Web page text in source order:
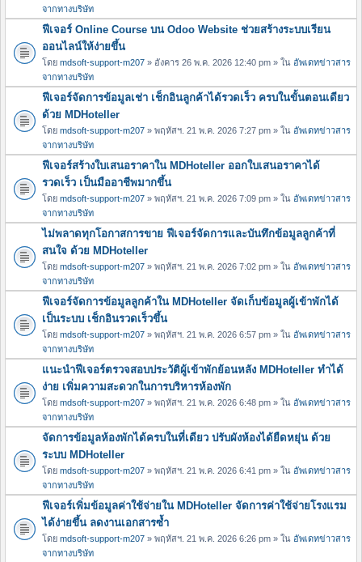
จากทางบริษัท
ฟีเจอร์ Online Course บน Odoo Website ช่วยสร้างระบบเรียน
ออนไลน์ให้ง่ายขึ้น
โดย mdsoft-support-m207 » อังคาร 26 พ.ค. 2026 12:40 pm » ใน อัพเดทข่าวสาร
จากทางบริษัท
ฟีเจอร์จัดการข้อมูลเช่า เช็กอินลูกค้าได้รวดเร็ว ครบในขั้นตอนเดียว
ด้วย MDHoteller
โดย mdsoft-support-m207 » พฤหัสฯ. 21 พ.ค. 2026 7:27 pm » ใน อัพเดทข่าวสาร
จากทางบริษัท
ฟีเจอร์สร้างใบเสนอราคาใน MDHoteller ออกใบเสนอราคาได้
รวดเร็ว เป็นมืออาชีพมากขึ้น
โดย mdsoft-support-m207 » พฤหัสฯ. 21 พ.ค. 2026 7:09 pm » ใน อัพเดทข่าวสาร
จากทางบริษัท
ไม่พลาดทุกโอกาสการขาย ฟีเจอร์จัดการและบันทึกข้อมูลลูกค้าที่
สนใจ ด้วย MDHoteller
โดย mdsoft-support-m207 » พฤหัสฯ. 21 พ.ค. 2026 7:02 pm » ใน อัพเดทข่าวสาร
จากทางบริษัท
ฟีเจอร์จัดการข้อมูลลูกค้าใน MDHoteller จัดเก็บข้อมูลผู้เข้าพักได้
เป็นระบบ เช็กอินรวดเร็วขึ้น
โดย mdsoft-support-m207 » พฤหัสฯ. 21 พ.ค. 2026 6:57 pm » ใน อัพเดทข่าวสาร
จากทางบริษัท
แนะนำฟีเจอร์ตรวจสอบประวัติผู้เข้าพักย้อนหลัง MDHoteller ทำได้
ง่าย เพิ่มความสะดวกในการบริหารห้องพัก
โดย mdsoft-support-m207 » พฤหัสฯ. 21 พ.ค. 2026 6:48 pm » ใน อัพเดทข่าวสาร
จากทางบริษัท
จัดการข้อมูลห้องพักได้ครบในที่เดียว ปรับผังห้องได้ยืดหยุ่น ด้วย
ระบบ MDHoteller
โดย mdsoft-support-m207 » พฤหัสฯ. 21 พ.ค. 2026 6:41 pm » ใน อัพเดทข่าวสาร
จากทางบริษัท
ฟีเจอร์เพิ่มข้อมูลค่าใช้จ่ายใน MDHoteller จัดการค่าใช้จ่ายโรงแรม
ได้ง่ายขึ้น ลดงานเอกสารซ้ำ
โดย mdsoft-support-m207 » พฤหัสฯ. 21 พ.ค. 2026 6:26 pm » ใน อัพเดทข่าวสาร
จากทางบริษัท